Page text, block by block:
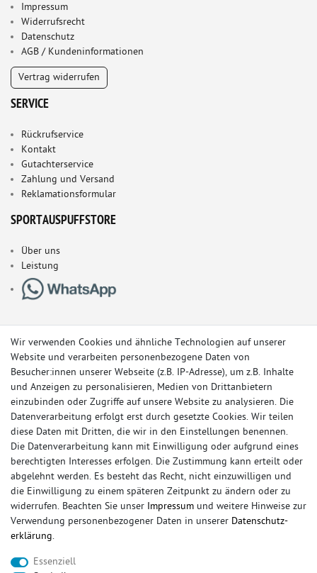
Impressum
Widerrufsrecht
Datenschutz
AGB / Kundeninformationen
Vertrag widerrufen
SERVICE
Rückrufservice
Kontakt
Gutachterservice
Zahlung und Versand
Reklamationsformular
SPORTAUSPUFFSTORE
Über uns
Leistung
© Copyright 2026 Sportauspuff-Store.de - Alle Rechte vorbehalten.
Preisangaben inkl. gesetzlicher MwSt. und zzgl. Versandkosten
Das Internetportal für Sportendschalldämpfer, Komplettanlagen,
Rennsportanlagen, Sportendrohre, Universalteile, Fächerkrümmer,
Vorschalldämpfer, Sportkat, Ersatzrohr und Auspuffzubehör.
FOX, REMUS, FSW, FRIEDRICH MOTORSPORT, EISENMANN, ULTER
Wir verwenden Cookies und ähnliche Technologien auf unserer
Website und verarbeiten personenbezogene Daten von
Besucher:innen unserer Webseite (z.B. IP-Adresse), um z.B. Inhalte
und Anzeigen zu personalisieren, Medien von Drittanbietern
einzubinden oder Zugriffe auf unsere Website zu analysieren. Die
Datenverarbeitung erfolgt erst durch gesetzte Cookies. Wir teilen
diese Daten mit Dritten, die wir in den Einstellungen benennen.
Die Datenverarbeitung kann mit Einwilligung oder aufgrund eines
berechtigten Interesses erfolgen. Die Zustimmung kann erteilt oder
abgelehnt werden. Es besteht das Recht, nicht einzuwilligen und
die Einwilligung zu einem späteren Zeitpunkt zu ändern oder zu
widerrufen. Beachten Sie unser Impressum und weitere Hinweise zur
Verwendung personenbezogener Daten in unserer Daten­schutz­
erklärung.
Essenziell